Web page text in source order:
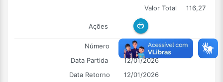
Valor Total
116,27
Ações
Número
00005
Data Partida
12/01/2026
Data Retorno
12/01/2026